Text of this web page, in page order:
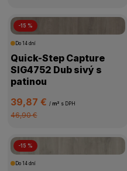
-15 %
Do 14 dní
Quick-Step Capture
SIG4752 Dub sivý s
patinou
39,87 €/ m² s DPH
46,90 €
-15 %
Do 14 dní